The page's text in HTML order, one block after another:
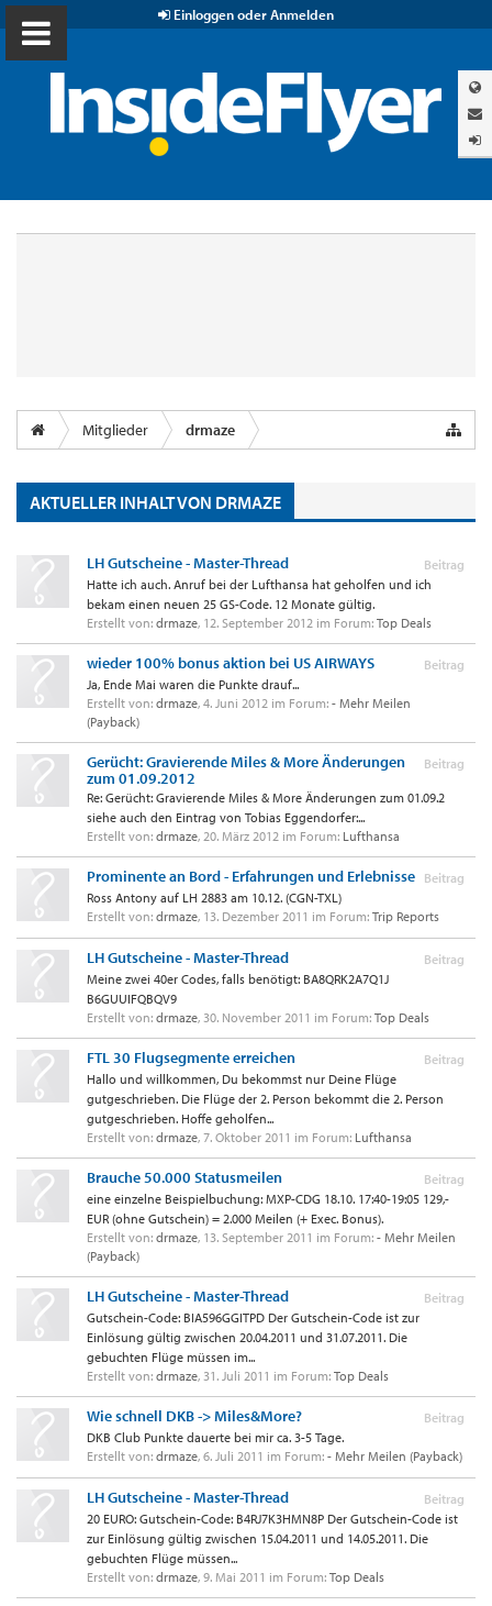
Einloggen oder Anmelden
Mitglieder drmaze
AKTUELLER INHALT VON DRMAZE
Beitrag
LH Gutscheine - Master-Thread
Hatte ich auch. Anruf bei der Lufthansa hat geholfen und ich
bekam einen neuen 25 GS-Code. 12 Monate gültig.
Erstellt von: drmaze, 12. September 2012 im Forum: Top Deals
Beitrag
wieder 100% bonus aktion bei US AIRWAYS
Ja, Ende Mai waren die Punkte drauf...
Erstellt von: drmaze, 4. Juni 2012 im Forum: - Mehr Meilen
(Payback)
Beitrag
Gerücht: Gravierende Miles & More Änderungen
zum 01.09.2012
Re: Gerücht: Gravierende Miles & More Änderungen zum 01.09.2
siehe auch den Eintrag von Tobias Eggendorfer:...
Erstellt von: drmaze, 20. März 2012 im Forum: Lufthansa
Beitrag
Prominente an Bord - Erfahrungen und Erlebnisse
Ross Antony auf LH 2883 am 10.12. (CGN-TXL)
Erstellt von: drmaze, 13. Dezember 2011 im Forum: Trip Reports
Beitrag
LH Gutscheine - Master-Thread
Meine zwei 40er Codes, falls benötigt: BA8QRK2A7Q1J
B6GUUIFQBQV9
Erstellt von: drmaze, 30. November 2011 im Forum: Top Deals
Beitrag
FTL 30 Flugsegmente erreichen
Hallo und willkommen, Du bekommst nur Deine Flüge
gutgeschrieben. Die Flüge der 2. Person bekommt die 2. Person
gutgeschrieben. Hoffe geholfen...
Erstellt von: drmaze, 7. Oktober 2011 im Forum: Lufthansa
Beitrag
Brauche 50.000 Statusmeilen
eine einzelne Beispielbuchung: MXP-CDG 18.10. 17:40-19:05 129,-
EUR (ohne Gutschein) = 2.000 Meilen (+ Exec. Bonus).
Erstellt von: drmaze, 13. September 2011 im Forum: - Mehr Meilen
(Payback)
Beitrag
LH Gutscheine - Master-Thread
Gutschein-Code: BIA596GGITPD Der Gutschein-Code ist zur
Einlösung gültig zwischen 20.04.2011 und 31.07.2011. Die
gebuchten Flüge müssen im...
Erstellt von: drmaze, 31. Juli 2011 im Forum: Top Deals
Beitrag
Wie schnell DKB -> Miles&More?
DKB Club Punkte dauerte bei mir ca. 3-5 Tage.
Erstellt von: drmaze, 6. Juli 2011 im Forum: - Mehr Meilen (Payback)
Beitrag
LH Gutscheine - Master-Thread
20 EURO: Gutschein-Code: B4RJ7K3HMN8P Der Gutschein-Code ist
zur Einlösung gültig zwischen 15.04.2011 und 14.05.2011. Die
gebuchten Flüge müssen...
Erstellt von: drmaze, 9. Mai 2011 im Forum: Top Deals